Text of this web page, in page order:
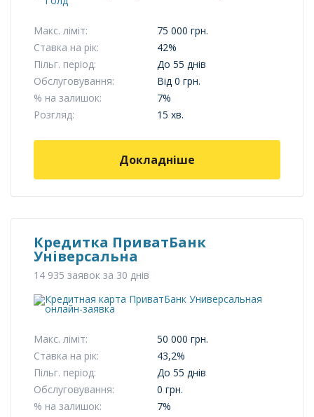
Макс. ліміт:
75 000 грн.
Ставка на рік:
42%
Пільг. період:
До 55 днів
Обслуговування:
Від 0 грн.
% на залишок:
7%
Розгляд:
15 хв.
Докладніше
Кредитка ПриватБанк
Універсальна
14 935 заявок за 30 днів
Макс. ліміт:
50 000 грн.
Ставка на рік:
43,2%
Пільг. період:
До 55 днів
Обслуговування:
0 грн.
% на залишок:
7%